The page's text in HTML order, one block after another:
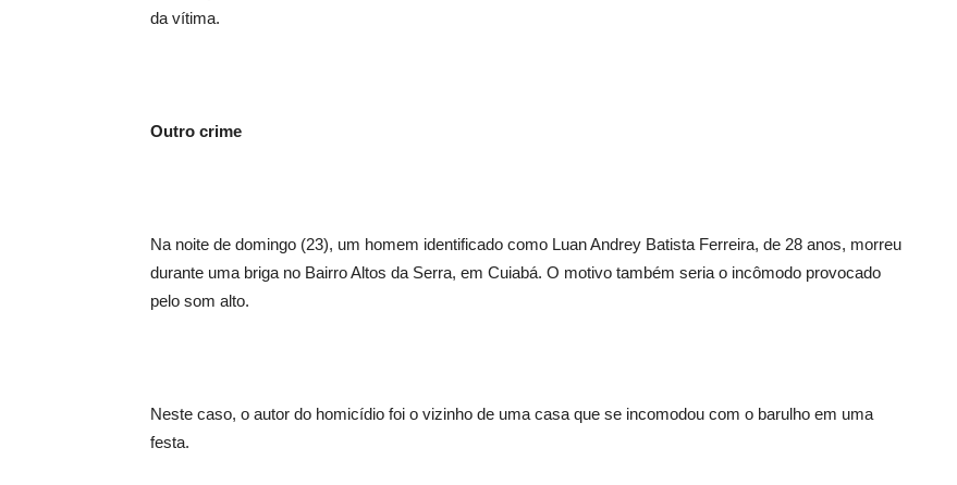
da vítima.
Outro crime
Na noite de domingo (23), um homem identificado como Luan Andrey Batista Ferreira, de 28 anos, morreu
durante uma briga no Bairro Altos da Serra, em Cuiabá. O motivo também seria o incômodo provocado
pelo som alto.
Neste caso, o autor do homicídio foi o vizinho de uma casa que se incomodou com o barulho em uma
festa.